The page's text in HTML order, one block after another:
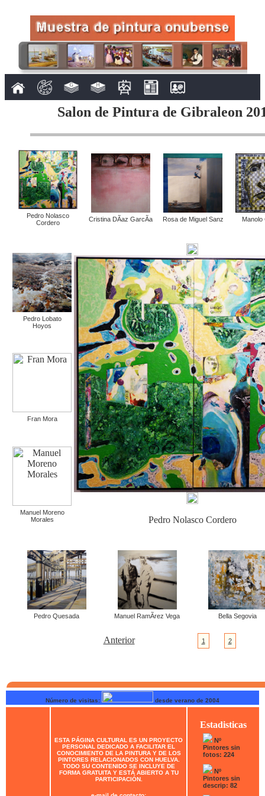
Salon de Pintura de Gibraleon
Pedro Nolasco
Cordero
Cristina DÃ­az GarcÃ­a Rosa de Miguel Sanz Manolo
Pedro Lobato
Hoyos
Pedro Nolasco Cordero
Fran Mora
Manuel Moreno
Morales
Pedro Quesada Manuel RamÃ­rez Vega Bella Segovia
Anterior 1 2
Número de visitas: desde verano de 2004
ESTA PÁGINA CULTURAL ES UN PROYECTO
PERSONAL DEDICADO A FACILITAR EL
CONOCIMIENTO DE LA PINTURA Y DE LOS
PINTORES RELACIONADOS CON HUELVA.
TODO SU CONTENIDO SE INCLUYE DE
FORMA GRATUITA Y ESTÁ ABIERTO A TU
PARTICIPACIÓN.
Estadisticas
Nº
Pintores sin
fotos: 224
Nº
Pintores sin
descrip: 82